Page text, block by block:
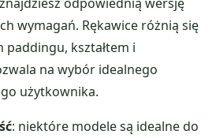
wymagań. Rękawice różnią się
paddingu, kształtem i
na wybór idealnego
użytkownika.
: niektóre modele są idealne do